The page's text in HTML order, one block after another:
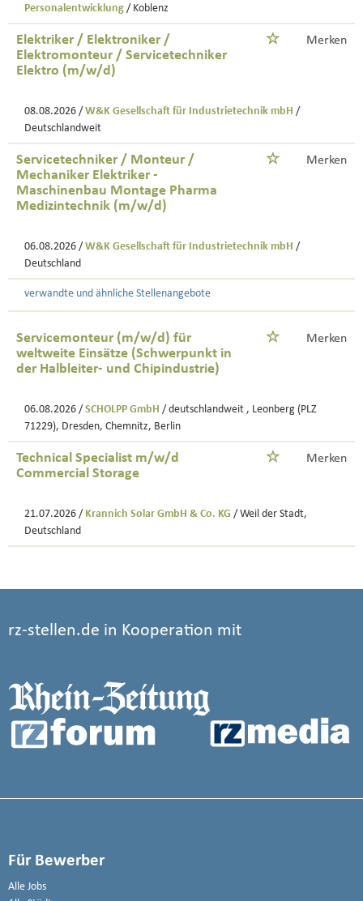
Personalentwicklung / Koblenz
Elektriker / Elektroniker /
Elektromonteur / Servicetechniker
Elektro (m/w/d)
Merken
08.08.2026 / W&K Gesellschaft für Industrietechnik mbH /
Deutschlandweit
Servicetechniker / Monteur /
Mechaniker Elektriker -
Maschinenbau Montage Pharma
Medizintechnik (m/w/d)
Merken
06.08.2026 / W&K Gesellschaft für Industrietechnik mbH /
Deutschland
verwandte und ähnliche Stellenangebote
Servicemonteur (m/w/d) für
weltweite Einsätze (Schwerpunkt in
der Halbleiter- und Chipindustrie)
Merken
06.08.2026 / SCHOLPP GmbH / deutschlandweit , Leonberg (PLZ
71229), Dresden, Chemnitz, Berlin
Technical Specialist m/w/d
Commercial Storage
Merken
21.07.2026 / Krannich Solar GmbH & Co. KG / Weil der Stadt,
Deutschland
rz-stellen.de in Kooperation mit
Für Bewerber
Alle Jobs